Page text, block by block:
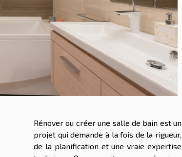
Rénover ou créer une salle de bain est un
projet qui demande à la fois de la rigueur,
de la planification et une vraie expertise